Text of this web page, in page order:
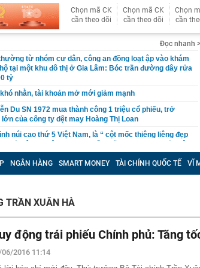
Chọn mã CK
cần theo dõi
Chọn mã CK
cần theo dõi
Chọn
cần
Đọc nhanh
từ nhóm cư dân, công an đồng loạt ập vào khám
tại một khu đô thị ở Gia Lâm: Bóc trần đường dây rửa
tỷ
nhằn, tài khoản mở mới giảm mạnh
Du SN 1972 mua thành công 1 triệu cổ phiếu, trở
của công ty dệt may Hoàng Thị Loan
núi cao thứ 5 Việt Nam, là “ cột mốc thiêng liêng đẹp
hệ thống y khoa tư nhân sở hữu 14 bệnh viện, 2.900
bị HoSE cắt margin trong tháng 8
Việt thu hơn 1 tỷ USD ở nước ngoài trong nửa đầu
tăng hơn 120%
dự phóng VN-Index có thể chạm mốc 1.885 điểm
8
NGÂN HÀNG SMART MONEY TÀI CHÍNH QUỐC TẾ VĨ
TRẦN XUÂN HÀ
động trái phiếu Chính phủ: Tăng
2016 11:14